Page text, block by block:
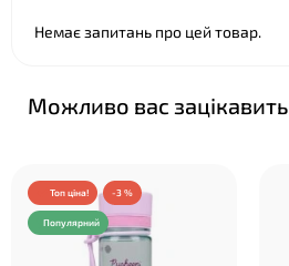
Немає запитань про цей товар.
Можливо вас зацікавить
Топ ціна! -3 %
Популярний